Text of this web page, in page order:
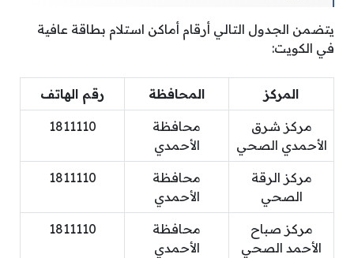
يتضمن الجدول التالي أرقام أماكن استلام بطاقة عافية
في الكويت:
المركز المحافظة رقم الهاتف
مركز شرق
الأحمدي الصحي
محافظة
الأحمدي
1811110
مركز الرقة
الصحي
محافظة
الأحمدي
1811110
مركز صباح
الأحمد الصحي
محافظة
الأحمدي
1811110